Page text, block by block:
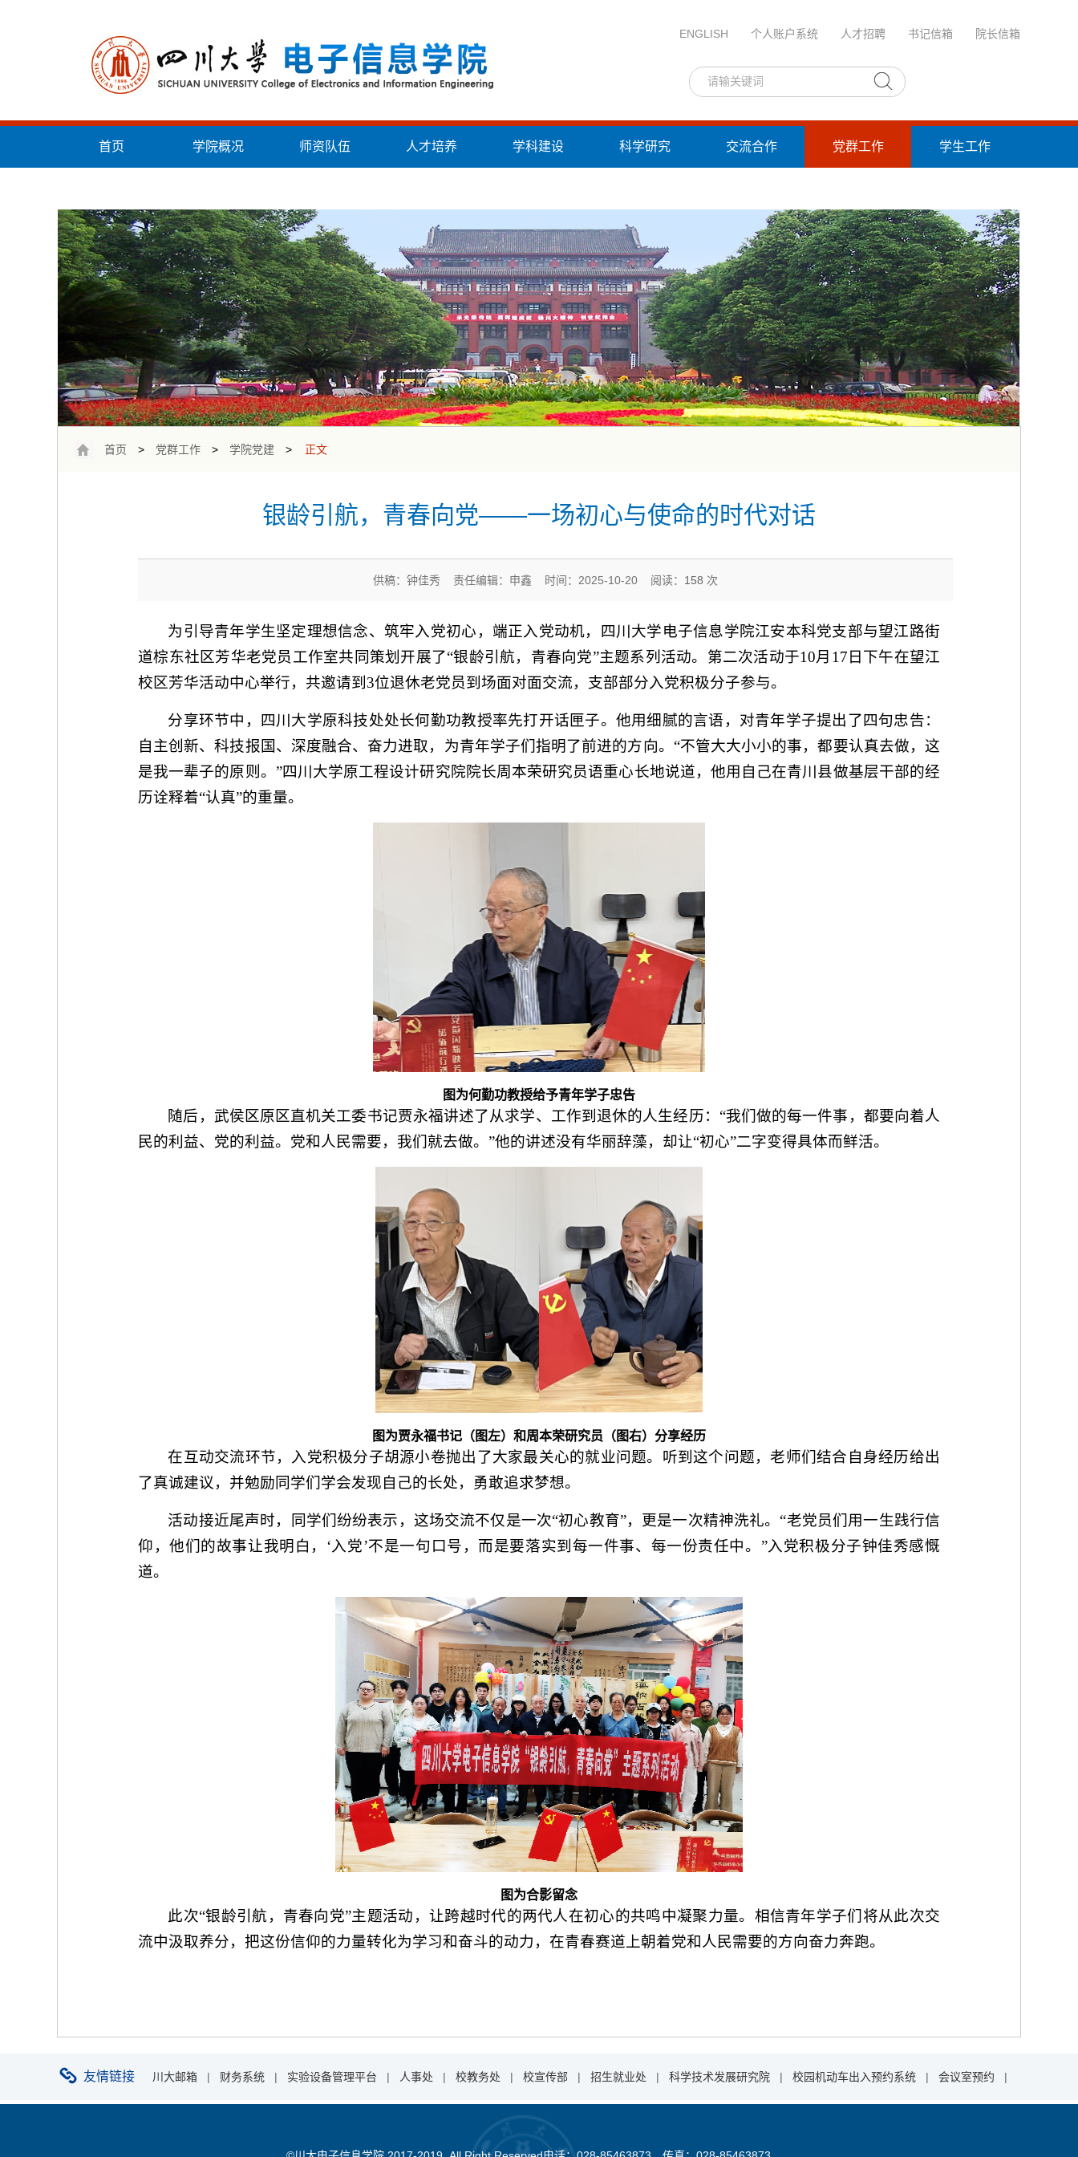
ENGLISH 个人账户系统 人才招聘 书记信箱 院长信箱
首页 学院概况 师资队伍 人才培养 学科建设 科学研究 交流合作 党群工作 学生工作
首页 > 党群工作 > 学院党建 > 正文
银龄引航，青春向党——一场初心与使命的时代对话
供稿：钟佳秀 责任编辑：申鑫 时间：2025-10-20 阅读： 158 次
为引导青年学生坚定理想信念、筑牢入党初心，端正入党动机，四川大学电子信息学院江安本科党支部与望江路街
道棕东社区芳华老党员工作室共同策划开展了“银龄引航，青春向党”主题系列活动。第二次活动于10月17日下午在望江
校区芳华活动中心举行，共邀请到3位退休老党员到场面对面交流，支部部分入党积极分子参与。
分享环节中，四川大学原科技处处长何勤功教授率先打开话匣子。他用细腻的言语，对青年学子提出了四句忠告：
自主创新、科技报国、深度融合、奋力进取，为青年学子们指明了前进的方向。“不管大大小小的事，都要认真去做，这
是我一辈子的原则。”四川大学原工程设计研究院院长周本荣研究员语重心长地说道，他用自己在青川县做基层干部的经
历诠释着“认真”的重量。
图为何勤功教授给予青年学子忠告
随后，武侯区原区直机关工委书记贾永福讲述了从求学、工作到退休的人生经历：“我们做的每一件事，都要向着人
民的利益、党的利益。党和人民需要，我们就去做。”他的讲述没有华丽辞藻，却让“初心”二字变得具体而鲜活。
图为贾永福书记（图左）和周本荣研究员（图右）分享经历
在互动交流环节，入党积极分子胡源小卷抛出了大家最关心的就业问题。听到这个问题，老师们结合自身经历给出
了真诚建议，并勉励同学们学会发现自己的长处，勇敢追求梦想。
活动接近尾声时，同学们纷纷表示，这场交流不仅是一次“初心教育”，更是一次精神洗礼。“老党员们用一生践行信
仰，他们的故事让我明白，‘入党’不是一句口号，而是要落实到每一件事、每一份责任中。”入党积极分子钟佳秀感慨
道。
图为合影留念
此次“银龄引航，青春向党”主题活动，让跨越时代的两代人在初心的共鸣中凝聚力量。相信青年学子们将从此次交
流中汲取养分，把这份信仰的力量转化为学习和奋斗的动力，在青春赛道上朝着党和人民需要的方向奋力奔跑。
友情链接 川大邮箱 | 财务系统 | 实验设备管理平台 | 人事处 | 校教务处 | 校宣传部 | 招生就业处 | 科学技术发展研究院 | 校园机动车出入预约系统 | 会议室预约 |